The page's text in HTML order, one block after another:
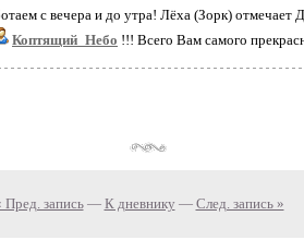
с вечера и до утра! Лёха (Зорк) отмечает
Коптящий_Небо !!! Всего Вам самого
Пред. запись— К дневнику — След. запись »